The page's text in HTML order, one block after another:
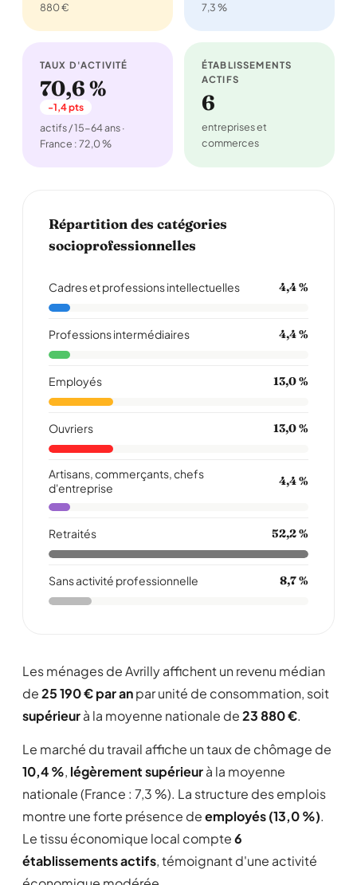
880 €
7,3 %
TAUX D'ACTIVITÉ
70,6 %
-1,4 pts
actifs / 15-64 ans ·
France : 72,0 %
ÉTABLISSEMENTS
ACTIFS
6
entreprises et
commerces
Répartition des catégories
socioprofessionnelles
Cadres et professions intellectuelles 4,4 %
Professions intermédiaires 4,4 %
Employés 13,0 %
Ouvriers 13,0 %
Artisans, commerçants, chefs
d'entreprise
4,4 %
Retraités 52,2 %
Sans activité professionnelle 8,7 %
Les ménages de Avrilly affichent un revenu médian
de25 190 € par anpar unité de consommation, soit
supérieurà la moyenne nationale de23 880 €.
Le marché du travail affiche un taux de chômage de
10,4 %, légèrement supérieurà la moyenne
nationale (France : 7,3 %). La structure des emplois
montre une forte présence deemployés (13,0 %).
Le tissu économique local compte6
établissements actifs, témoignant d'une activité